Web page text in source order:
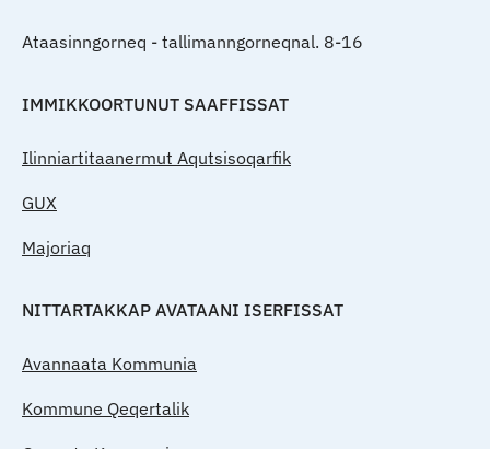
Ataasinngorneq - tallimanngorneqnal. 8-16
IMMIKKOORTUNUT SAAFFISSAT
Ilinniartitaanermut Aqutsisoqarfik
GUX
Majoriaq
NITTARTAKKAP AVATAANI ISERFISSAT
Avannaata Kommunia
Kommune Qeqertalik